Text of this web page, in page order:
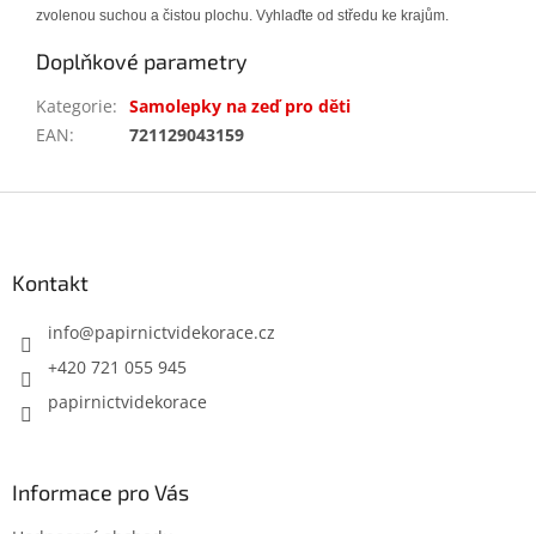
zvolenou suchou a čistou plochu. Vyhlaďte od středu ke krajům.
Doplňkové parametry
Kategorie: Samolepky na zeď pro děti
EAN: 721129043159
Kontakt
info@papirnictvidekorace.cz
+420 721 055 945
papirnictvidekorace
Informace pro Vás